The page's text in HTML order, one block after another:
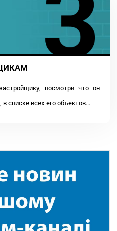
посмотри что он
списке всех его объектов...